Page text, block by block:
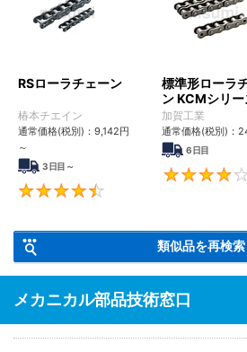
RSローラチェーン
椿本チエイン
通常価格(税別)： 9,142円
～
3日目～
標準形ローラ
ン KCMシリー
加賀工業
通常価格(税別)：
6日目
類似品を再検索
メカニカル部品技術窓口